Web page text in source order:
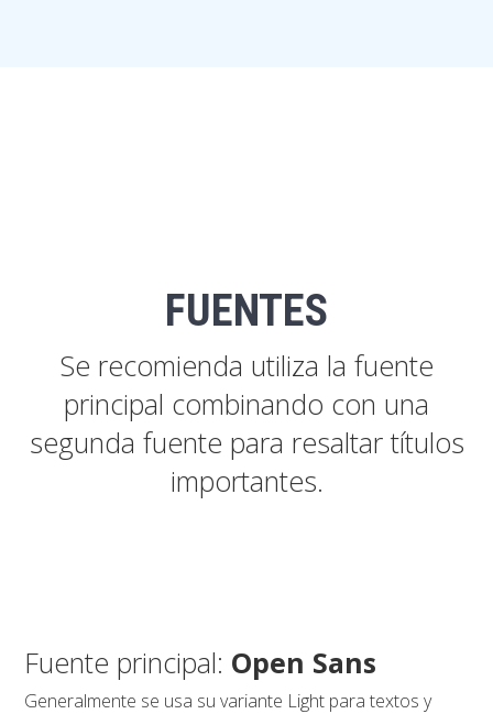
FUENTES
Se recomienda utiliza la fuente
principal combinando con una
segunda fuente para resaltar títulos
importantes.
Fuente principal: Open Sans
Generalmente se usa su variante Light para textos y